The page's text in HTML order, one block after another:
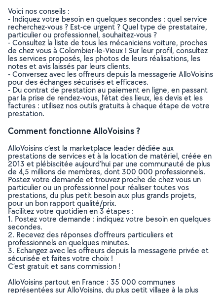
Voici nos conseils :
- Indiquez votre besoin en quelques secondes : quel service
recherchez-vous ? Est-ce urgent ? Quel type de prestataire,
particulier ou professionnel, souhaitez-vous ?
- Consultez la liste de tous les mécaniciens voiture, proches
de chez vous à Colombier-le-Vieux ! Sur leur profil, consultez
les services proposés, les photos de leurs réalisations, les
notes et avis laissés par leurs clients.
- Conversez avec les offreurs depuis la messagerie AlloVoisins
pour des échanges sécurisés et efficaces.
- Du contrat de prestation au paiement en ligne, en passant
par la prise de rendez-vous, l’état des lieux, les devis et les
factures : utilisez nos outils gratuits à chaque étape de votre
prestation.
Comment fonctionne AlloVoisins ?
AlloVoisins c’est la marketplace leader dédiée aux
prestations de services et à la location de matériel, créée en
2013 et plébiscitée aujourd’hui par une communauté de plus
de 4,5 millions de membres, dont 300 000 professionnels.
Postez votre demande et trouvez proche de chez vous un
particulier ou un professionnel pour réaliser toutes vos
prestations, du plus petit besoin aux plus grands projets,
pour un bon rapport qualité/prix.
Facilitez votre quotidien en 3 étapes :
1. Postez votre demande : indiquez votre besoin en quelques
secondes.
2. Recevez des réponses d’offreurs particuliers et
professionnels en quelques minutes.
3. Echangez avec les offreurs depuis la messagerie privée et
sécurisée et faites votre choix !
C’est gratuit et sans commission !
AlloVoisins partout en France : 35 000 communes
représentées sur AlloVoisins, du plus petit village à la plus